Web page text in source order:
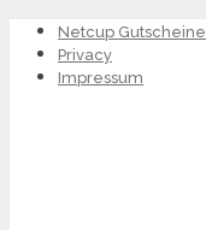
Netcup Gutscheine
Privacy
Impressum